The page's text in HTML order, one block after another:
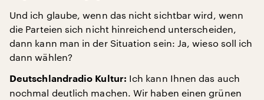
Und ich glaube, wenn das nicht sichtbar wird, wenn
die Parteien sich nicht hinreichend unterscheiden,
dann kann man in der Situation sein: Ja, wieso soll ich
dann wählen?
Deutschlandradio Kultur: Ich kann Ihnen das auch
nochmal deutlich machen. Wir haben einen grünen